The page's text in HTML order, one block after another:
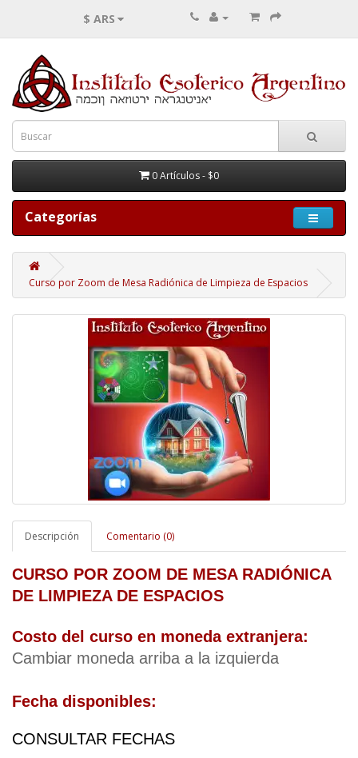
$ ARS
0 Artículos - $0
Categorías
Curso por Zoom de Mesa Radiónica de Limpieza de Espacios
Descripción Comentario (0)
CURSO POR ZOOM DE MESA RADIÓNICA
DE LIMPIEZA DE ESPACIOS
Cambiar moneda arriba a la izquierda
Fecha disponibles:
CONSULTAR FECHAS